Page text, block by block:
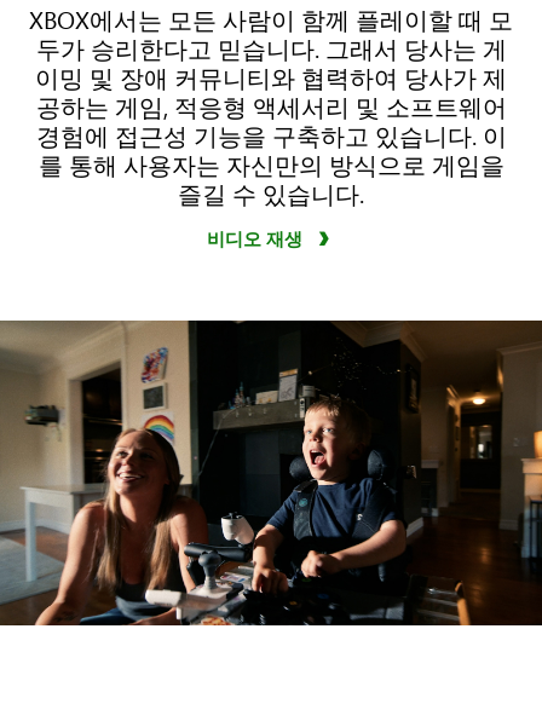
XBOX에서는 모든 사람이 함께 플레이할 때 모
두가 승리한다고 믿습니다. 그래서 당사는 게
이밍 및 장애 커뮤니티와 협력하여 당사가 제
공하는 게임, 적응형 액세서리 및 소프트웨어
경험에 접근성 기능을 구축하고 있습니다. 이
를 통해 사용자는 자신만의 방식으로 게임을
즐길 수 있습니다.
비디오 재생